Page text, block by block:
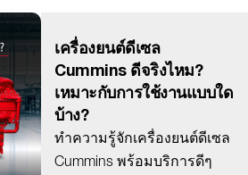
เครื่องยนต์ดีเซล
Cummins ดีจริงไหม?
เหมาะกับการใช้งานแบบใด
บ้าง?
ทำความรู้จักเครื่องยนต์ดีเซล
Cummins พร้อมบริการดีๆ